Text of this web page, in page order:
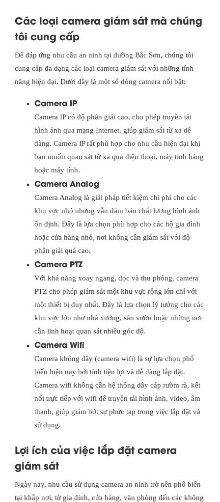
Các loại camera giám sát mà chúng
tôi cung cấp
Để đáp ứng nhu cầu an ninh tại đường Bắc Sơn, chúng tôi
cung cấp đa dạng các loại camera giám sát với những tính
năng hiện đại. Dưới đây là một số dòng camera nổi bật:
Camera IP
Camera IP có độ phân giải cao, cho phép truyền tải
hình ảnh qua mạng Internet, giúp giám sát từ xa dễ
dàng. Camera IP rất phù hợp cho nhu cầu hiện đại khi
bạn muốn quan sát từ xa qua điện thoại, máy tính bảng
hoặc máy tính.
Camera Analog
Camera Analog là giải pháp tiết kiệm chi phí cho các
khu vực nhỏ nhưng vẫn đảm bảo chất lượng hình ảnh
ổn định. Đây là lựa chọn phù hợp cho các hộ gia đình
hoặc cửa hàng nhỏ, nơi không cần giám sát với độ
phân giải quá cao.
Camera PTZ
Với khả năng xoay ngang, dọc và thu phóng, camera
PTZ cho phép giám sát một khu vực rộng lớn chỉ với
một thiết bị duy nhất. Đây là lựa chọn lý tưởng cho các
khu vực lớn như nhà xưởng, sân vườn hoặc những nơi
cần linh hoạt quan sát nhiều góc độ.
Camera Wifi
Camera không dây (camera wifi) là sự lựa chọn phổ
biến hiện nay bởi tính tiện lợi và dễ dàng lắp đặt.
Camera wifi không cần hệ thống dây cáp rườm rà, kết
nối trực tiếp với wifi để truyền tải hình ảnh, video, âm
thanh, giúp giảm bớt sự phức tạp trong việc lắp đặt và
sử dụng.
Lợi ích của việc lắp đặt camera
giám sát
Ngày nay, nhu cầu sử dụng camera an ninh trở nên phổ biến
tại khắp nơi, từ gia đình, cửa hàng, văn phòng đến các không